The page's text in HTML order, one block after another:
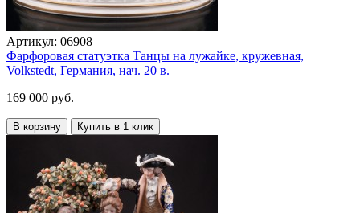
Артикул: 06908
Фарфоровая статуэтка Танцы на лужайке, кружевная,
Volkstedt, Германия, нач. 20 в.
169 000 руб.
В корзину Купить в 1 клик